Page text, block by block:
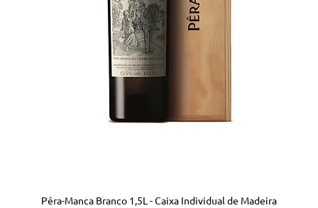
Pêra-Manca Branco 1,5L - Caixa Individual de Madeira